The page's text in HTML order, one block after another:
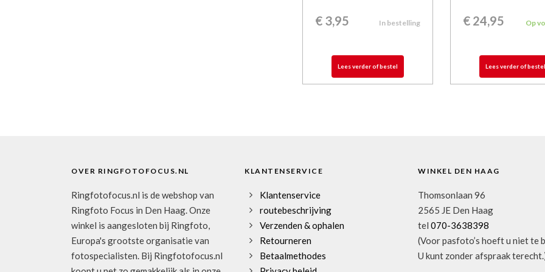
€ 3,95 In bestelling
Lees verder of bestel
€ 24,95 Op
Lees verder of bestel
OVER RINGFOTOFOCUS.NL
Ringfotofocus.nl is de webshop van
Ringfoto Focus in Den Haag. Onze
winkel is aangesloten bij Ringfoto,
Europa's grootste organisatie van
fotospecialisten. Bij Ringfotofocus.nl
KLANTENSERVICE
Klantenservice
routebeschrijving
Verzenden & ophalen
Retourneren
Betaalmethodes
WINKEL DEN HAAG
Thomsonlaan 96
2565 JE Den Haag
tel 070-3638398
(Voor pasfoto’s hoeft u niet te
U kunt zonder afspraak